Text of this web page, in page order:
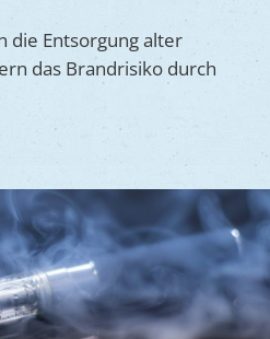
Ukraine
Wir als
die Entsorgung alter
das Brandrisiko durch